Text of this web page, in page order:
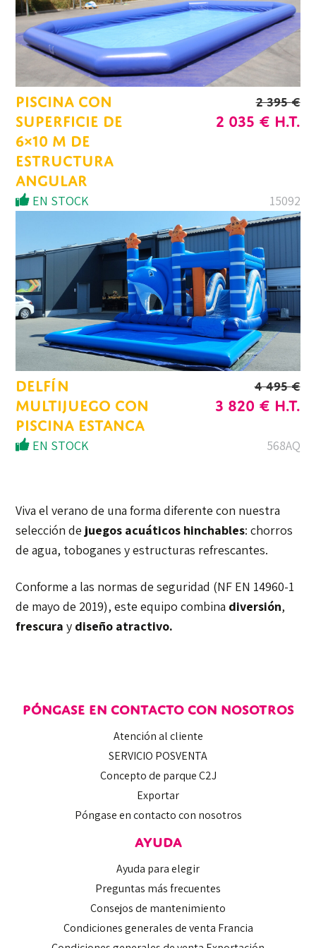
PISCINA CON
SUPERFICIE DE
6×10 M DE
ESTRUCTURA
ANGULAR
2 395€
LE
395 €.
2 035 €LE
2
035 €.
H.T.
EN STOCK 15092
DELFÍN
MULTIJUEGO CON
PISCINA ESTANCA
4 495€
EL
INICIAL
4.495
EUROS.
3 820 €LE
820 €.
H.T.
EN STOCK 568AQ
Viva el verano de una forma diferente con nuestra
selección de juegos acuáticos hinchables: chorros
de agua, toboganes y estructuras refrescantes.
Conforme a las normas de seguridad (NF EN 14960-1
de mayo de 2019), este equipo combina diversión,
frescura y diseño atractivo.
PÓNGASE EN CONTACTO CON NOSOTROS
Atención al cliente
SERVICIO POSVENTA
Concepto de parque C2J
Exportar
Póngase en contacto con nosotros
AYUDA
Ayuda para elegir
Preguntas más frecuentes
Consejos de mantenimiento
Condiciones generales de venta Francia